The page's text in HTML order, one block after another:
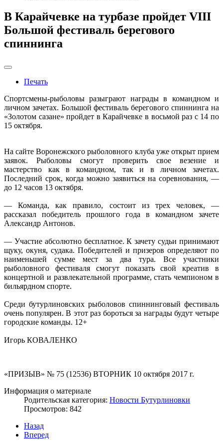
В Карайчевке на турбазе пройдет VIII
Большой фестиваль берегового
спиннинга
Печать
Спортсмены-рыболовы разыграют награды в командном и
личном зачетах. Большой фестиваль берегового спиннинга на
«Золотом сазане» пройдет в Карайчевке в восьмой раз с 14 по
15 октября.
На сайте Воронежского рыболовного клуба уже открыт прием
заявок. Рыболовы смогут проверить свое везение и
мастерство как в командном, так и в личном зачетах.
Последний срок, когда можно заявиться на соревнования, —
до 12 часов 13 октября.
— Команда, как правило, состоит из трех человек, —
рассказал победитель прошлого года в командном зачете
Александр Антонов.
— Участие абсолютно бесплатное. К зачету судьи принимают
щуку, окуня, судака. Победителей и призеров определяют по
наименьшей сумме мест за два тура. Все участники
рыболовного фестиваля смогут показать свой креатив в
концертной и развлекательной программе, стать чемпионом в
бильярдном спорте.
Среди бутурлиновских рыболовов спиннинговый фестиваль
очень популярен. В этот раз бороться за награды будут четыре
городские команды. 12+
Игорь КОВАЛЕНКО
«ПРИЗЫВ» № 75 (12536) ВТОРНИК 10 октября 2017 г.
Информация о материале
Родительская категория: Новости Бутурлиновки
Просмотров: 842
Назад
Вперед